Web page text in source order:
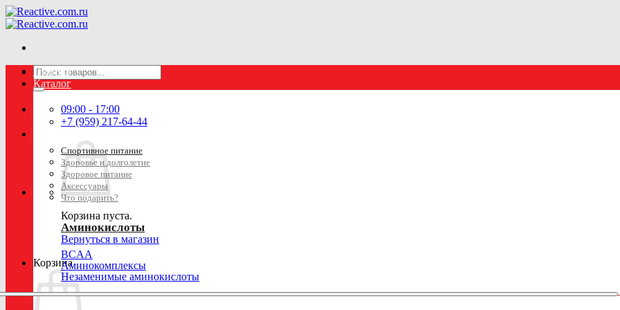
Skip
to
Искать:
09:00 - 17:00
+7 (959) 217-64-44
Корзина пуста.
Вернуться в магазин
Корзина
Главная
Каталог
Спортивное питание
Здоровье и долголетие
Здоровое питание
Аксессуары
Что подарить?
Аминокислоты
BCAA
Аминокомплексы
Незаменимые аминокислоты